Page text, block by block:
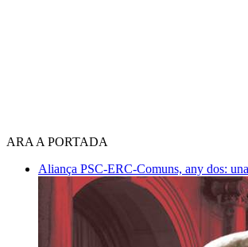
ARA A PORTADA
Aliança PSC-ERC-Comuns, any dos: